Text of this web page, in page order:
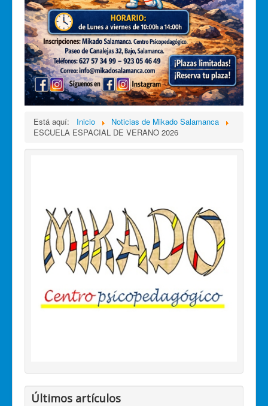
Está aquí: Inicio
Noticias de Mikado Salamanca
ESCUELA ESPACIAL DE VERANO 2026
Últimos artículos